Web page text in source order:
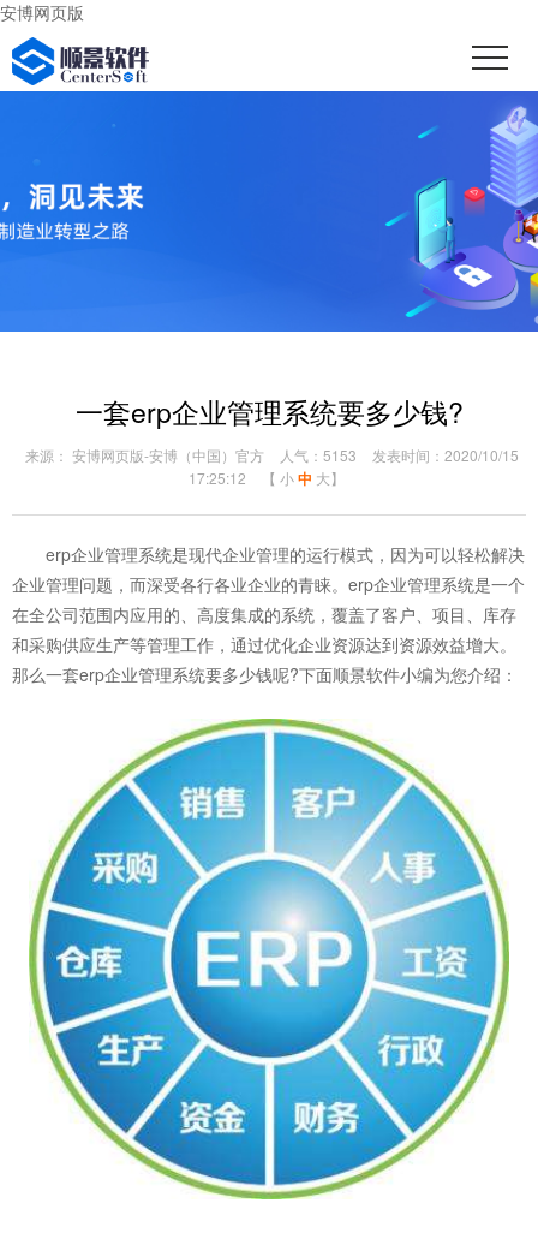
安博网页版
一套erp企业管理系统要多少钱?
来源： 安博网页版-安博（中国）官方 人气：5153
发表时间：2020/10/15
17:25:12
【 小 中 大】
erp企业管理系统是现代企业管理的运行模式，因为可以轻松解决
企业管理问题，而深受各行各业企业的青睐。erp企业管理系统是一个
在全公司范围内应用的、高度集成的系统，覆盖了客户、项目、库存
和采购供应生产等管理工作，通过优化企业资源达到资源效益增大。
那么一套erp企业管理系统要多少钱呢?下面顺景软件小编为您介绍：